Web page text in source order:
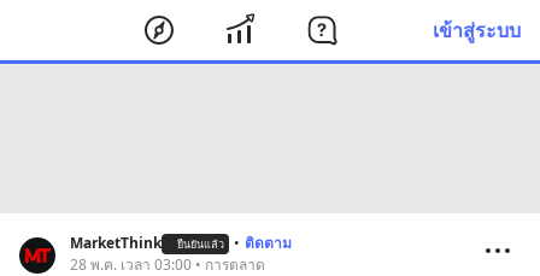
เข้าสู่ระบบ
MarketThink ยืนยันแล้ว • ติดตาม
28 พ.ค. เวลา 03:00 • การตลาด